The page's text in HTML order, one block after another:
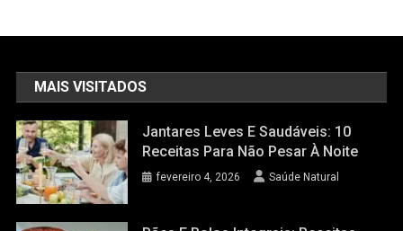
MAIS VISITADOS
Jantares Leves E Saudáveis: 10
Receitas Para Não Pesar À Noite
fevereiro 4, 2026 Saúde Natural